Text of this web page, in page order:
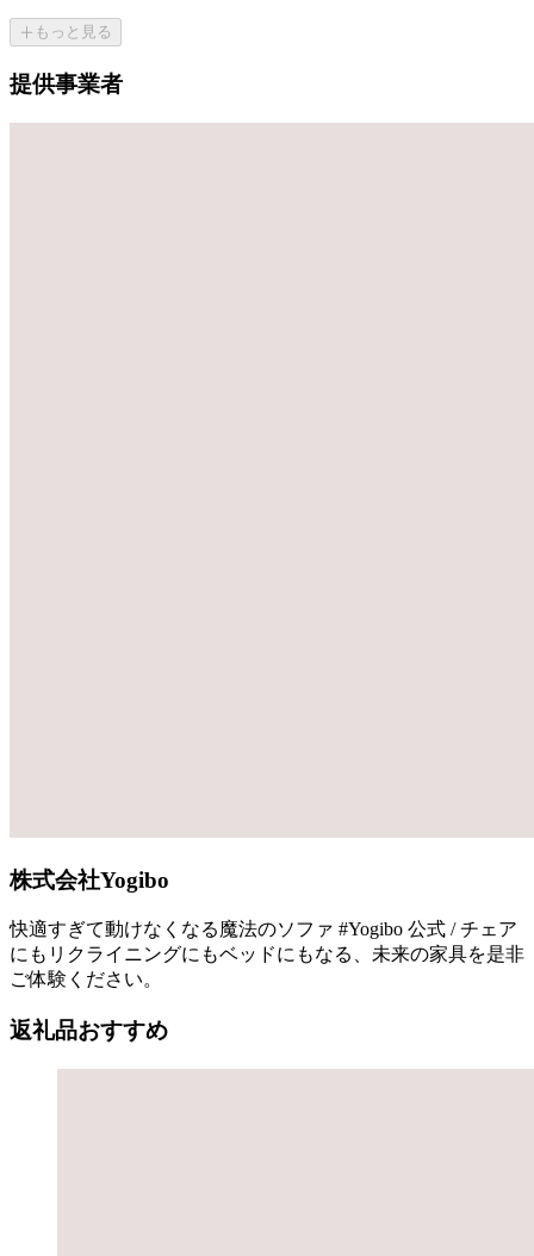
もっと見る
提供事業者
株式会社Yogibo
快適すぎて動けなくなる魔法のソファ #Yogibo 公式 / チェア
にもリクライニングにもベッドにもなる、未来の家具を是非
ご体験ください。
返礼品おすすめ